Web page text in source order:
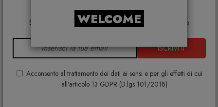
Franke, Gufram, Memphis, Plust, Gervasoni,
Samsung, Faber, Dunavox, Zafferano, VG, Slide
ISCRIVITI
Acconsento al trattamento dei dati ai sensi e per gli effetti di cui
all'articolo 13 GDPR (D.lgs 101/2018)
WELCOME